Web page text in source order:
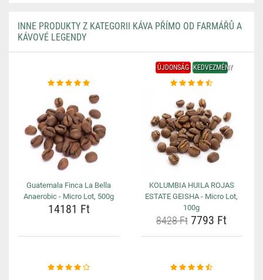
INNE PRODUKTY Z KATEGORII KÁVA PŘÍMO OD FARMÁŘŮ A
KÁVOVÉ LEGENDY
Guatemala Finca La Bella
Anaerobic - Micro Lot, 500g
14181 Ft
ÚJDONSÁG KEDVEZMÉNY
KOLUMBIA HUILA ROJAS
ESTATE GEISHA - Micro Lot,
100g
8428 Ft 7793 Ft